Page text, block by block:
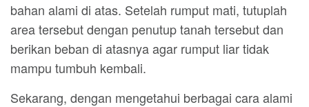
bahan alami di atas. Setelah rumput mati, tutuplah
area tersebut dengan penutup tanah tersebut dan
berikan beban di atasnya agar rumput liar tidak
mampu tumbuh kembali.
Sekarang, dengan mengetahui berbagai cara alami